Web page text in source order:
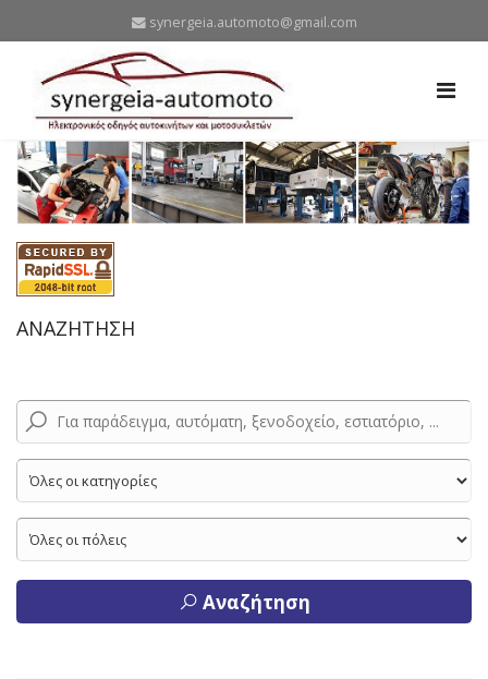
synergeia.automoto@gmail.com
ΑΝΑΖΗΤΗΣΗ
Αναζήτηση